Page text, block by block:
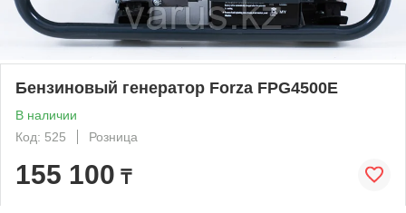
Бензиновый генератор Forza FPG4500E
В наличии
Код: 525
Розница
155 100 ₸